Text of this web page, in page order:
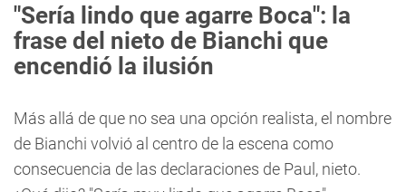
"Sería lindo que agarre Boca": la
frase del nieto de Bianchi que
encendió la ilusión
Más allá de que no sea una opción realista, el nombre
de Bianchi volvió al centro de la escena como
consecuencia de las declaraciones de Paul, nieto.